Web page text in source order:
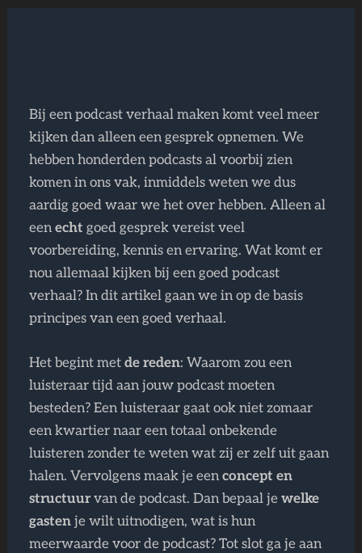
Bij een podcast verhaal maken komt veel meer
kijken dan alleen een gesprek opnemen. We
hebben honderden podcasts al voorbij zien
komen in ons vak, inmiddels weten we dus
aardig goed waar we het over hebben. Alleen al
eenecht goed gesprek vereist veel
voorbereiding, kennis en ervaring. Wat komt er
nou allemaal kijken bij een goed podcast
verhaal? In dit artikel gaan we in op de basis
principes van een goed verhaal.
Het begint metde reden: Waarom zou een
luisteraar tijd aan jouw podcast moeten
besteden? Een luisteraar gaat ook niet zomaar
een kwartier naar een totaal onbekende
luisteren zonder te weten wat zij er zelf uit gaan
halen. Vervolgens maak je eenconcept en
structuurvan de podcast. Dan bepaal jewelke
gasten je wilt uitnodigen, wat is hun
meerwaarde voor de podcast? Tot slot ga je aan